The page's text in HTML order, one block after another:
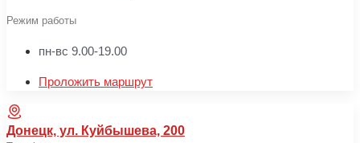
Режим работы
пн-вс 9.00-19.00
Проложить маршрут
Донецк, ул. Куйбышева, 200